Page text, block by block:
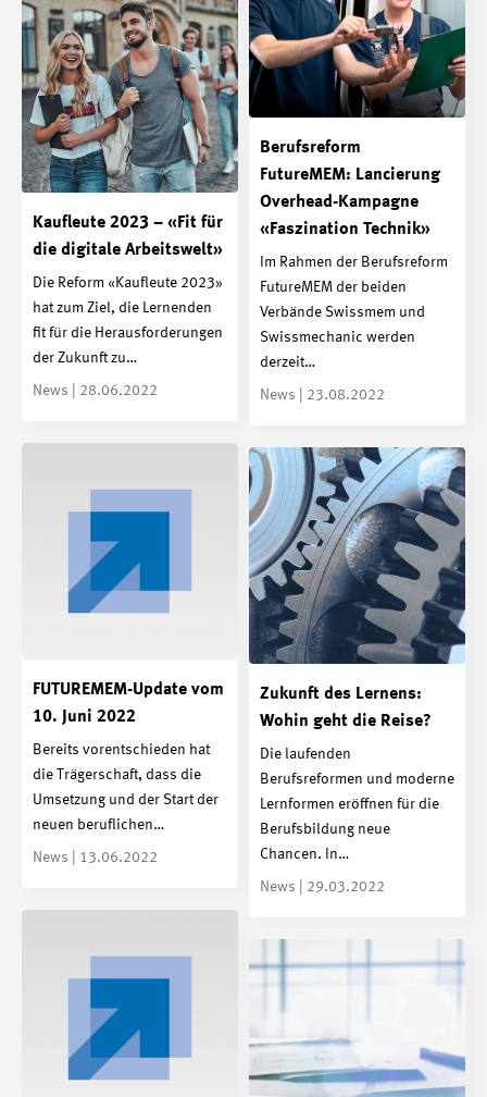
Berufsreform
FutureMEM: Lancierung
Overhead-Kampagne
«Faszination Technik»
Im Rahmen der Berufsreform
FutureMEM der beiden
Verbände Swissmem und
Swissmechanic werden
derzeit…
News | 23.08.2022
Kaufleute 2023 – «Fit für
die digitale Arbeitswelt»
Die Reform «Kaufleute 2023»
hat zum Ziel, die Lernenden
fit für die Herausforderungen
der Zukunft zu…
News | 28.06.2022
FUTUREMEM-Update vom
10. Juni 2022
Bereits vorentschieden hat
die Trägerschaft, dass die
Umsetzung und der Start der
neuen beruflichen…
News | 13.06.2022
Zukunft des Lernens:
Wohin geht die Reise?
Die laufenden
Berufsreformen und moderne
Lernformen eröffnen für die
Berufsbildung neue
Chancen. In…
News | 29.03.2022